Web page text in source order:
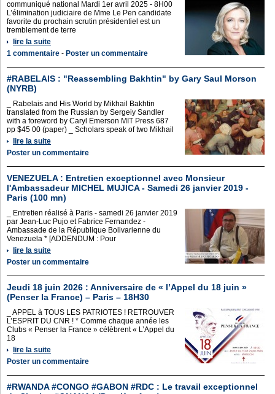
communiqué national Mardi 1er avril 2025 - 8H00
L’élimination judiciaire de Mme Le Pen candidate
favorite du prochain scrutin présidentiel est un
tremblement de terre
lire la suite
1 commentaire - Poster un commentaire
#RABELAIS : "Reassembling Bakhtin" by Gary Saul Morson
(NYRB)
_ Rabelais and His World by Mikhail Bakhtin
translated from the Russian by Sergeiy Sandler
with a foreword by Caryl Emerson MIT Press 687
pp $45 00 (paper) _ Scholars speak of two Mikhail
lire la suite
Poster un commentaire
VENEZUELA : Entretien exceptionnel avec Monsieur
l'Ambassadeur MICHEL MUJICA - Samedi 26 janvier 2019 -
Paris (100 mn)
_ Entretien réalisé à Paris - samedi 26 janvier 2019
par Jean-Luc Pujo et Fabrice Fernandez -
Ambassade de la République Bolivarienne du
Venezuela * [ADDENDUM : Pour
lire la suite
Poster un commentaire
Jeudi 18 juin 2026 : Anniversaire de « l’Appel du 18 juin »
(Penser la France) – Paris – 18H30
_ APPEL à TOUS LES PATRIOTES ! RETROUVER
L’ESPRIT DU CNR ! * Comme chaque année les
Clubs « Penser la France » célèbrent « L’Appel du
18
lire la suite
Poster un commentaire
#RWANDA #CONGO #GABON #RDC : Le travail exceptionnel